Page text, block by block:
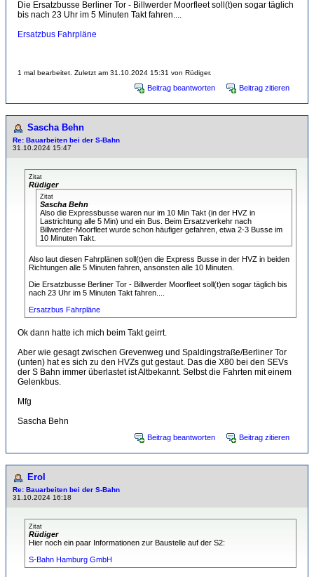
Die Ersatzbusse Berliner Tor - Billwerder Moorfleet soll(t)en sogar täglich
bis nach 23 Uhr im 5 Minuten Takt fahren....
Ersatzbus Fahrpläne
1 mal bearbeitet. Zuletzt am 31.10.2024 15:31 von Rüdiger.
Beitrag beantworten Beitrag zitieren
Sascha Behn
Re: Bauarbeiten bei der S-Bahn
31.10.2024 15:47
Zitat
Rüdiger
Zitat
Sascha Behn
Also die Expressbusse waren nur im 10 Min Takt (in der HVZ in
Lastrichtung alle 5 Min) und ein Bus. Beim Ersatzverkehr nach
Billwerder-Moorfleet wurde schon häufiger gefahren, etwa 2-3 Busse im
10 Minuten Takt.
Also laut diesen Fahrplänen soll(t)en die Express Busse in der HVZ in beiden
Richtungen alle 5 Minuten fahren, ansonsten alle 10 Minuten.
Die Ersatzbusse Berliner Tor - Billwerder Moorfleet soll(t)en sogar täglich bis
nach 23 Uhr im 5 Minuten Takt fahren....
Ersatzbus Fahrpläne
Ok dann hatte ich mich beim Takt geirrt.
Aber wie gesagt zwischen Grevenweg und Spaldingstraße/Berliner Tor
(unten) hat es sich zu den HVZs gut gestaut. Das die X80 bei den SEVs
der S Bahn immer überlastet ist Altbekannt. Selbst die Fahrten mit einem
Gelenkbus.
Mfg
Sascha Behn
Beitrag beantworten Beitrag zitieren
Erol
Re: Bauarbeiten bei der S-Bahn
31.10.2024 16:18
Zitat
Rüdiger
Hier noch ein paar Informationen zur Baustelle auf der S2:
S-Bahn Hamburg GmbH